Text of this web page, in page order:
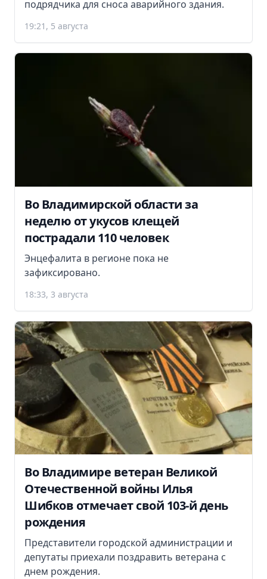
подрядчика для сноса аварийного здания.
19:21, 5 августа
Во Владимирской области за
неделю от укусов клещей
пострадали 110 человек
Энцефалита в регионе пока не
зафиксировано.
18:33, 3 августа
Во Владимире ветеран Великой
Отечественной войны Илья
Шибков отмечает свой 103-й день
рождения
Представители городской администрации и
депутаты приехали поздравить ветерана с
днем рождения.